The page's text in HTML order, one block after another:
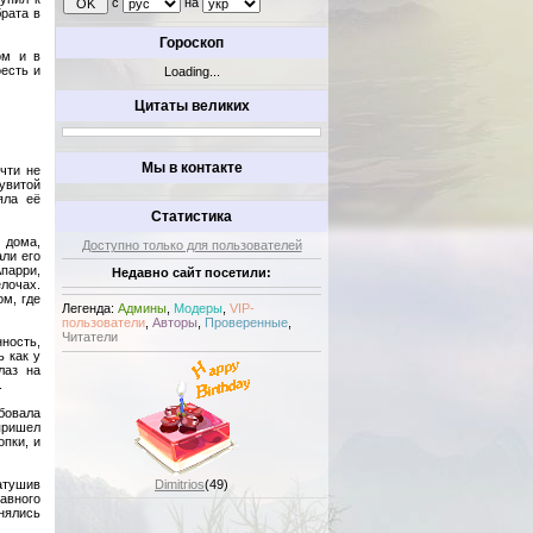
в
и в
и
не
её
дома,
его
где
как у
на
и
Гороскоп
Loading...
Цитаты великих
Мы в контакте
Статистика
Доступно только для пользователей
Недавно сайт посетили:
Легенда: Админы Модеры VIP-
пользователи Авторы Проверенные
Читатели
Dimitrios(49)